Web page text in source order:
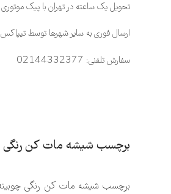
تحویل یک ساعته در تهران با پیک موتوری
ارسال فوری به سایر شهرها توسط تیپاکس
سفارش تلفنی: 02144332377
برچسب شیشه مات کن رنگی